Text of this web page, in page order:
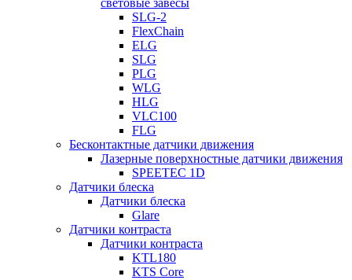
световые завесы
SLG-2
FlexChain
ELG
SLG
PLG
WLG
HLG
VLC100
FLG
Бесконтактные датчики движения
Лазерные поверхностные датчики движения
SPEETEC 1D
Датчики блеска
Датчики блеска
Glare
Датчики контраста
Датчики контраста
KTL180
KTS Core